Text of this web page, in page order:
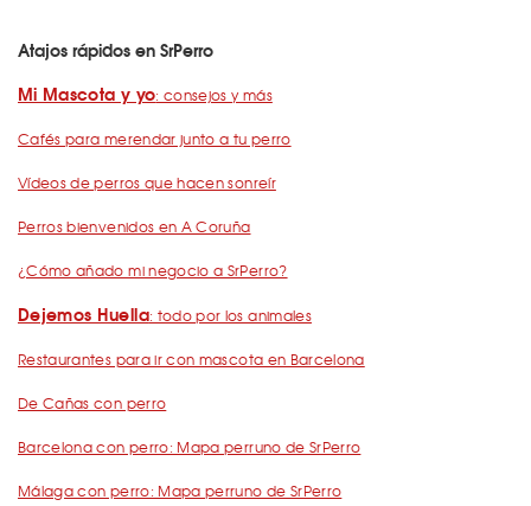
Atajos rápidos en SrPerro
Mi Mascota y yo: consejos y más
Cafés para merendar junto a tu perro
Vídeos de perros que hacen sonreír
Perros bienvenidos en A Coruña
¿Cómo añado mi negocio a SrPerro?
Dejemos Huella: todo por los animales
Restaurantes para ir con mascota en Barcelona
De Cañas con perro
Barcelona con perro: Mapa perruno de SrPerro
Málaga con perro: Mapa perruno de SrPerro